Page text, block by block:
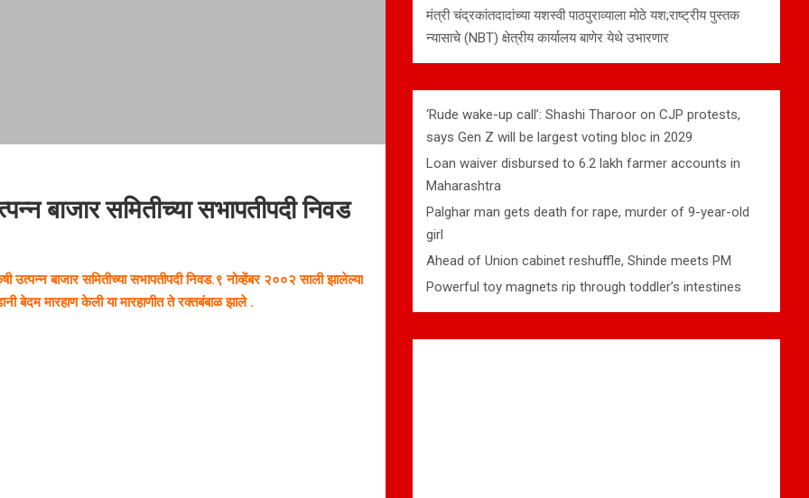
बाजार समितीच्या सभापतीपदी निवड
उत्पन्न बाजार समितीच्या सभापतीपदी निवड.९ नोव्हेंबर २००२ साली झालेल्या
बेदम मारहाण केली या मारहाणीत ते रक्तबंबाळ झाले .
मंत्री चंद्रकांतदादांच्या यशस्वी पाठपुराव्याला मोठे यश;राष्ट्रीय पुस्तक
न्यासाचे (NBT) क्षेत्रीय कार्यालय बाणेर येथे उभारणार
‘Rude wake-up call’: Shashi Tharoor on CJP protests,
says Gen Z will be largest voting bloc in 2029
Loan waiver disbursed to 6.2 lakh farmer accounts in
Maharashtra
Palghar man gets death for rape, murder of 9-year-old
girl
Ahead of Union cabinet reshuffle, Shinde meets PM
Powerful toy magnets rip through toddler’s intestines